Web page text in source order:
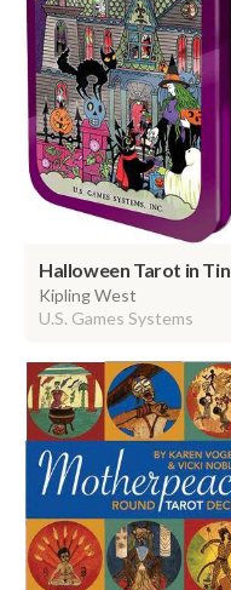
Halloween Tarot in Tin
Kipling West
U.S. Games Systems